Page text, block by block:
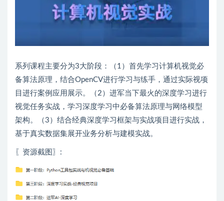
系列课程主要分为3大阶段：（1）首先学习计算机视觉必
备算法原理，结合OpenCV进行学习与练手，通过实际视项
目进行案例应用展示。（2）进军当下最火的深度学习进行
视觉任务实战，学习深度学习中必备算法原理与网络模型
架构。（3）结合经典深度学习框架与实战项目进行实战，
基于真实数据集展开业务分析与建模实战。
〖资源截图〗: